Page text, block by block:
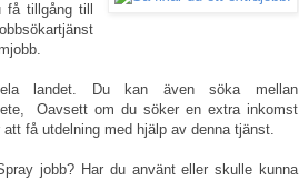
tillgång till
landet. Du kan även söka mellan
Oavsett om du söker en extra inkomst
få utdelning med hjälp av denna tjänst.
jobb? Har du använt eller skulle kunna